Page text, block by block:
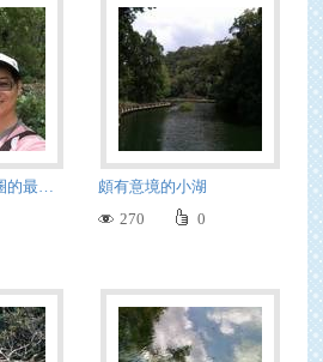
福山植物園大環圈的最遠回返點
頗有意境的小湖
270
0